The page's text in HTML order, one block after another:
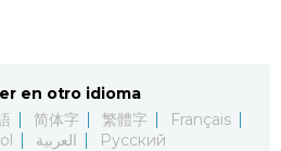
en otro idioma
简体字 繁體字
Français
العربية Русский